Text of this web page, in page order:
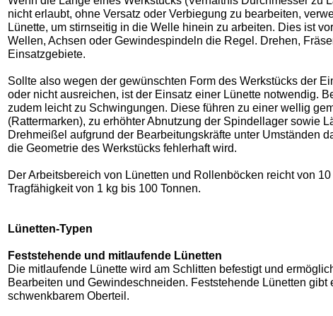
nicht erlaubt, ohne Versatz oder Verbiegung zu bearbeiten,
Lünette, um stirnseitig in die Welle hinein zu arbeiten. Dies ist
Wellen, Achsen oder Gewindespindeln die Regel. Drehen,
Einsatzgebiete.
Sollte also wegen der gewünschten Form des Werkstücks der
oder nicht ausreichen, ist der Einsatz einer Lünette notwendig.
zudem leicht zu Schwingungen. Diese führen zu einer wellig
(Rattermarken), zu erhöhter Abnutzung der Spindellager sowie
Drehmeißel aufgrund der Bearbeitungskräfte unter Umständen
die Geometrie des Werkstücks fehlerhaft wird.
Der Arbeitsbereich von Lünetten und Rollenböcken reicht von
Tragfähigkeit von 1 kg bis 100 Tonnen.
Lünetten-Typen
Feststehende und mitlaufende Lünetten
Die mitlaufende Lünette wird am Schlitten befestigt und
Bearbeiten und Gewindeschneiden. Feststehende Lünetten
schwenkbarem Oberteil.